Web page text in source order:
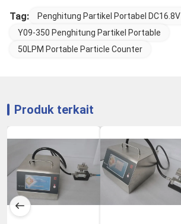
Tag:
Penghitung Partikel Portabel DC16.8V
Y09-350 Penghitung Partikel Portable
50LPM Portable Particle Counter
Produk terkait